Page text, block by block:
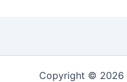
Copyright © 2026